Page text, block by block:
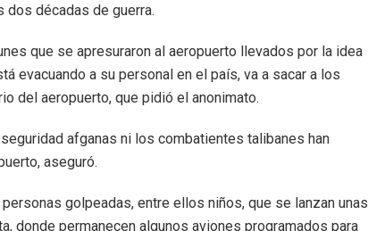
dos décadas de guerra.
que se apresuraron al aeropuerto llevados por la idea
evacuando a su personal en el país, va a sacar a los
del aeropuerto, que pidió el anonimato.
afganas ni los combatientes talibanes han
aseguró.
golpeadas, entre ellos niños, que se lanzan unas
donde permanecen algunos aviones programados para